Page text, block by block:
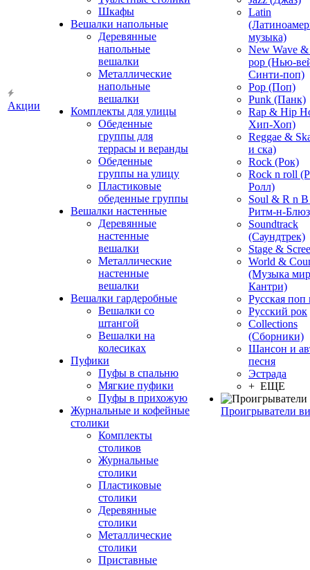
Акции
Шкафы
Вешалки напольные
Деревянные
напольные
вешалки
Металлические
напольные
вешалки
Комплекты для улицы
Обеденные
группы для
террасы и веранды
Обеденные
группы на улицу
Пластиковые
обеденные группы
Вешалки настенные
Деревянные
настенные
вешалки
Металлические
настенные
вешалки
Вешалки гардеробные
Вешалки со
штангой
Вешалки на
колесиках
Пуфики
Пуфы в спальню
Мягкие пуфики
Пуфы в прихожую
Журнальные и кофейные
столики
Комплекты
столиков
Журнальные
столики
Пластиковые
столики
Деревянные
столики
Металлические
столики
Приставные
Latin
музыка)
New Wave
pop (Нью-
Синти-поп)
Pop (Поп)
Punk (Панк)
Rap & Hip
Хип-Хоп)
Reggae &
и ска)
Rock (Рок)
Rock n roll
Ролл)
Soul & R n
Ритм-н-
Soundtrack
(Саундтрек)
Stage &
World &
(Музыка
Кантри)
Русская поп
Русский рок
Сollections
(Сборники)
Шансон и
песня
Эстрада
+ ЕЩЕ
Проигрыватели